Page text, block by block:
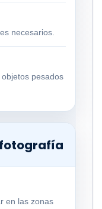
necesarios.
pesados
en las zonas